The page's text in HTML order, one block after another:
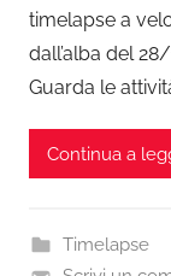
timelapse a
dall’alba del
Guarda le
Continua a
Timelapse